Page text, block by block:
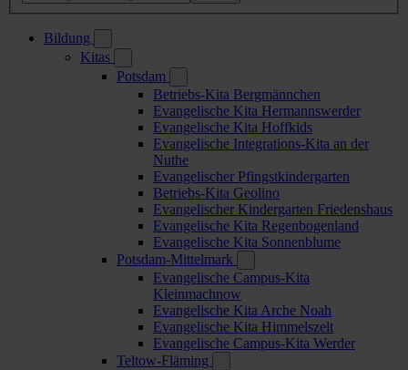
Bildung
Kitas
Potsdam
Betriebs-Kita Bergmännchen
Evangelische Kita Hermannswerder
Evangelische Kita Hoffkids
Evangelische Integrations-Kita an der
Nuthe
Evangelischer Pfingstkindergarten
Betriebs-Kita Geolino
Evangelischer Kindergarten Friedenshaus
Evangelische Kita Regenbogenland
Evangelische Kita Sonnenblume
Potsdam-Mittelmark
Evangelische Campus-Kita
Kleinmachnow
Evangelische Kita Arche Noah
Evangelische Kita Himmelszelt
Evangelische Campus-Kita Werder
Teltow-Fläming